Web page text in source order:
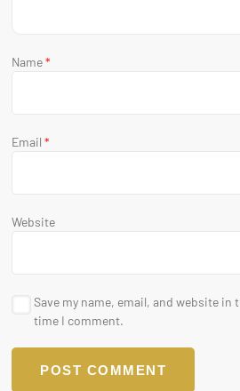
Name*
Email *
Website
Save my name, email, and website
time I comment.